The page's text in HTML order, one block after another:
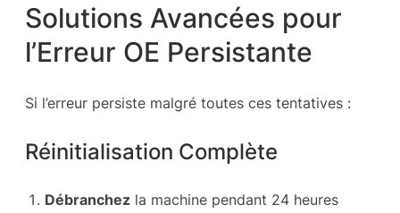
Solutions Avancées pour
l’Erreur OE Persistante
Si l’erreur persiste malgré toutes ces tentatives :
Réinitialisation Complète
Débranchez la machine pendant 24 heures